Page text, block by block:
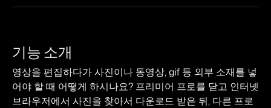
무료로 이용해보기
기능 소개
영상을 편집하다가 사진이나 동영상, gif 등 외부 소재를 넣
어야 할 때 어떻게 하시나요? 프리미어 프로를 닫고 인터넷
브라우저에서 사진을 찾아서 다운로드 받은 뒤, 다른 프로